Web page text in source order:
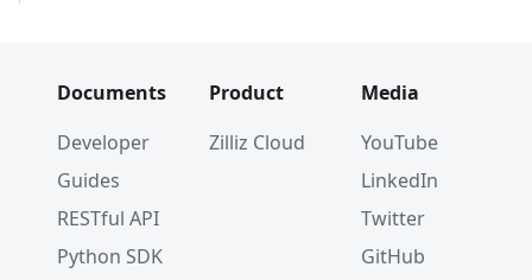
Documents
Developer
Guides
RESTful API
Python SDK
Product
Zilliz Cloud
Media
YouTube
LinkedIn
Twitter
GitHub